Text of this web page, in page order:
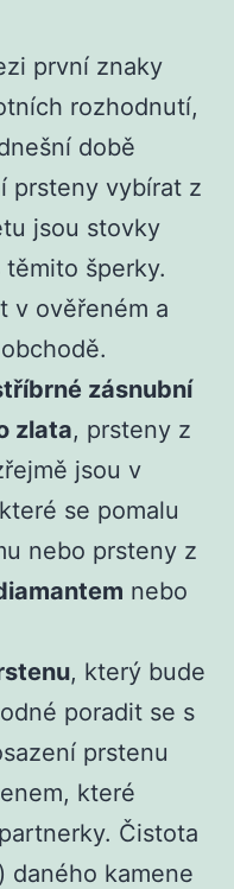
první znaky
rozhodnutí,
době
prsteny vybírat z
jsou stovky
šperky.
v ověřeném a
zásnubní
zlata, prsteny z
jsou v
se pomalu
nebo prsteny z
nebo
, který bude
poradit se s
prstenu
které
Čistota
daného kamene